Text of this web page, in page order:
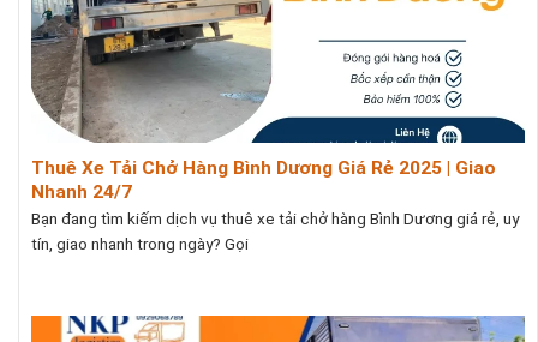
Thuê Xe Tải Chở Hàng Bình Dương Giá Rẻ 2025 | Giao
Nhanh 24/7
Bạn đang tìm kiếm dịch vụ thuê xe tải chở hàng Bình Dương giá rẻ, uy
tín, giao nhanh trong ngày? Gọi